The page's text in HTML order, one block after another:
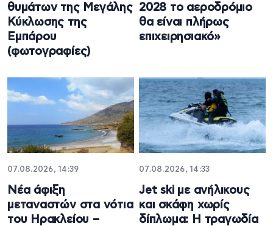
θυμάτων της Μεγάλης
Κύκλωσης της
Εμπάρου
(φωτογραφίες)
2028 το αεροδρόμιο
θα είναι πλήρως
επιχειρησιακό»
07.08.2026, 14:39
Νέα άφιξη
μεταναστών στα νότια
του Ηρακλείου –
07.08.2026, 14:33
Jet ski με ανήλικους
και σκάφη χωρίς
δίπλωμα: Η τραγωδία